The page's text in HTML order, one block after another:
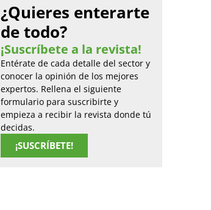
¿Quieres enterarte
de todo?
¡Suscríbete a la revista!
Entérate de cada detalle del sector y
conocer la opinión de los mejores
expertos. Rellena el siguiente
formulario para suscribirte y
empieza a recibir la revista donde tú
decidas.
¡SUSCRÍBETE!